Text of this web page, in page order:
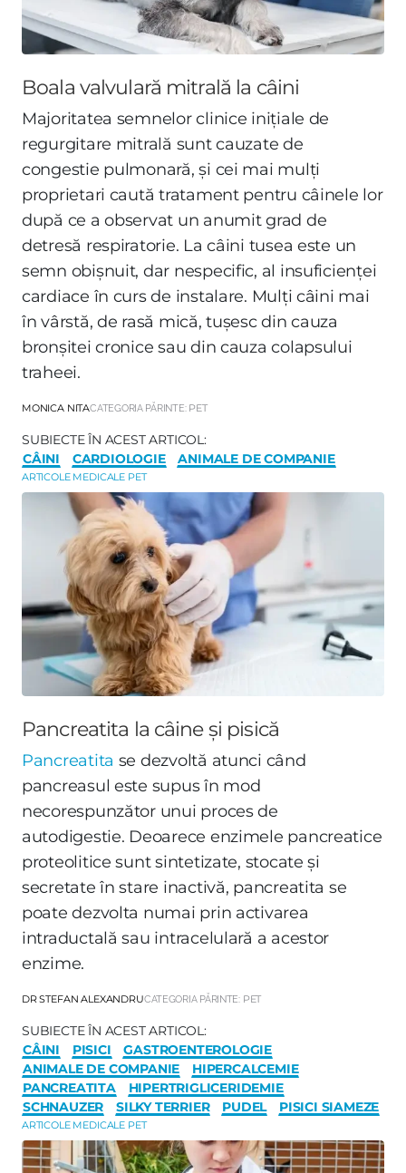
Boala valvulară mitrală la câini
Majoritatea semnelor clinice inițiale de
regurgitare mitrală sunt cauzate de
congestie pulmonară, și cei mai mulți
proprietari caută tratament pentru câinele lor
după ce a observat un anumit grad de
detresă respiratorie. La câini tusea este un
semn obișnuit, dar nespecific, al insuficienței
cardiace în curs de instalare. Mulți câini mai
în vârstă, de rasă mică, tușesc din cauza
bronșitei cronice sau din cauza colapsului
traheei.
MONICA NITACATEGORIA PĂRINTE: PET
SUBIECTE ÎN ACEST ARTICOL:
CÂINI
CARDIOLOGIE ANIMALE DE COMPANIE
ARTICOLE MEDICALE PET
Pancreatita la câine și pisică
Pancreatita se dezvoltă atunci când
pancreasul este supus în mod
necorespunzător unui proces de
autodigestie. Deoarece enzimele pancreatice
proteolitice sunt sintetizate, stocate și
secretate în stare inactivă, pancreatita se
poate dezvolta numai prin activarea
intraductală sau intracelulară a acestor
enzime.
DR STEFAN ALEXANDRUCATEGORIA PĂRINTE: PET
SUBIECTE ÎN ACEST ARTICOL:
CÂINI
PISICI
GASTROENTEROLOGIE
ANIMALE DE COMPANIE
HIPERCALCEMIE
PANCREATITA
HIPERTRIGLICERIDEMIE
SCHNAUZER
SILKY TERRIER PUDEL PISICI SIAMEZE
ARTICOLE MEDICALE PET